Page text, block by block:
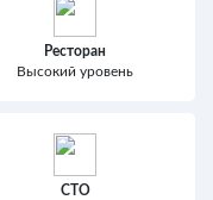
Ресторан
Высокий уровень
СТО